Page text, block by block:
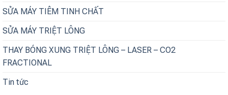
SỬA MÁY TIÊM TINH CHẤT
SỬA MÁY TRIỆT LÔNG
THAY BÓNG XUNG TRIỆT LÔNG – LASER – CO2
FRACTIONAL
Tin tức